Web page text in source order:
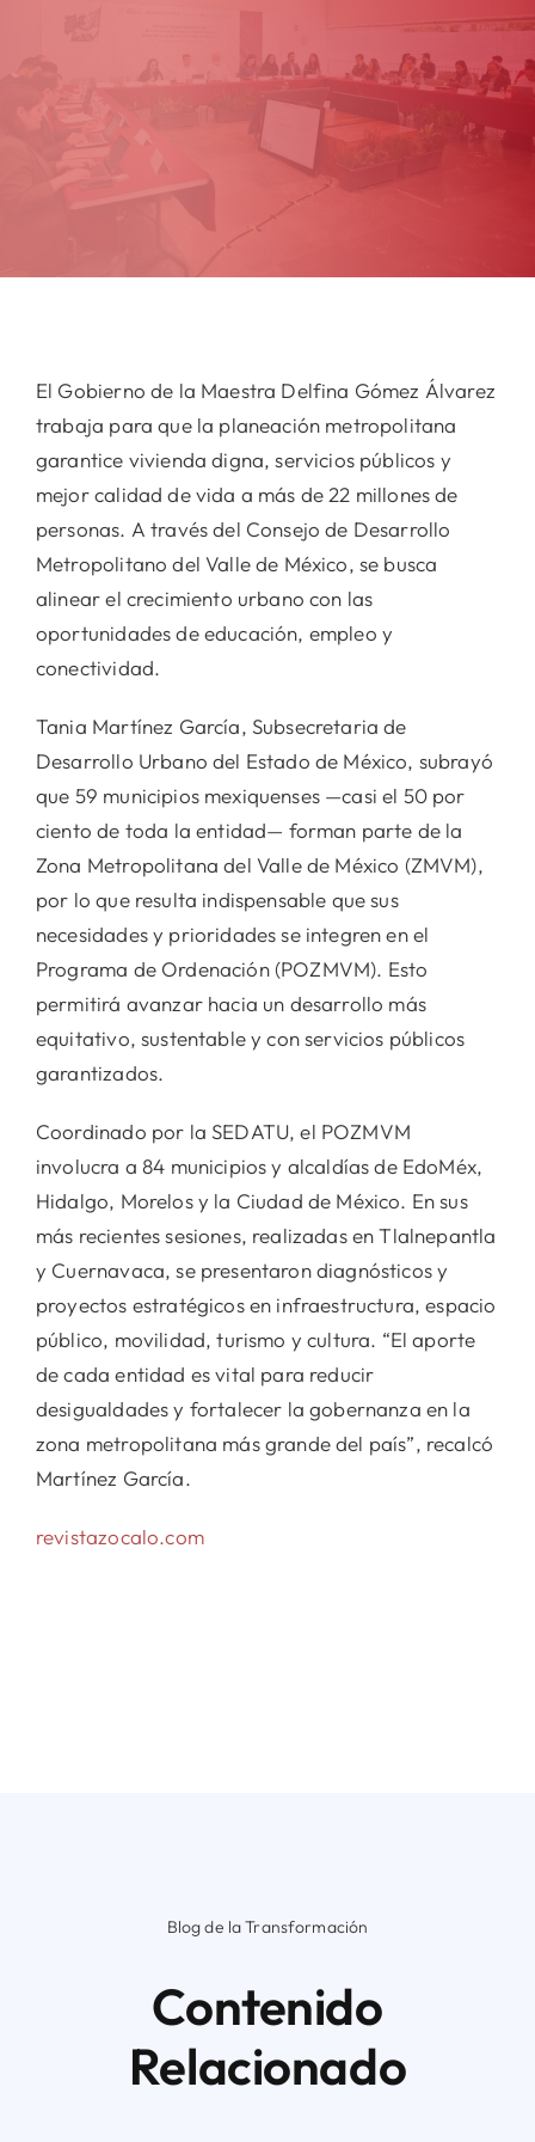
El Gobierno de la Maestra Delfina Gómez Álvarez
trabaja para que la planeación metropolitana
garantice vivienda digna, servicios públicos y
mejor calidad de vida a más de 22 millones de
personas. A través del Consejo de Desarrollo
Metropolitano del Valle de México, se busca
alinear el crecimiento urbano con las
oportunidades de educación, empleo y
conectividad.
Tania Martínez García, Subsecretaria de
Desarrollo Urbano del Estado de México, subrayó
que 59 municipios mexiquenses —casi el 50 por
ciento de toda la entidad— forman parte de la
Zona Metropolitana del Valle de México (ZMVM),
por lo que resulta indispensable que sus
necesidades y prioridades se integren en el
Programa de Ordenación (POZMVM). Esto
permitirá avanzar hacia un desarrollo más
equitativo, sustentable y con servicios públicos
garantizados.
Coordinado por la SEDATU, el POZMVM
involucra a 84 municipios y alcaldías de EdoMéx,
Hidalgo, Morelos y la Ciudad de México. En sus
más recientes sesiones, realizadas en Tlalnepantla
y Cuernavaca, se presentaron diagnósticos y
proyectos estratégicos en infraestructura, espacio
público, movilidad, turismo y cultura. “El aporte
de cada entidad es vital para reducir
desigualdades y fortalecer la gobernanza en la
zona metropolitana más grande del país”, recalcó
Martínez García.
revistazocalo.com
Blog de la Transformación
Contenido
Relacionado